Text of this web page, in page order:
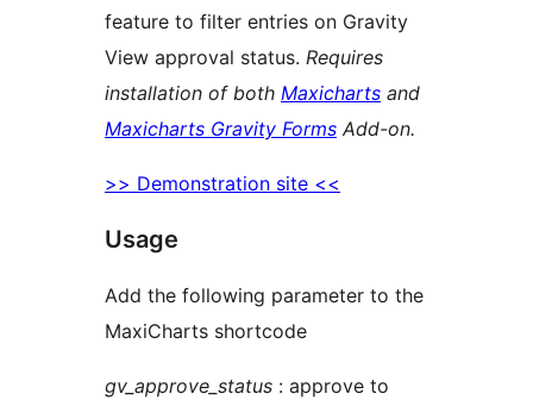
feature to filter entries on Gravity
View approval status. Requires
installation of both Maxicharts and
Maxicharts Gravity Forms Add-on.
>> Demonstration site <<
Usage
Add the following parameter to the
MaxiCharts shortcode
gv_approve_status : approve to